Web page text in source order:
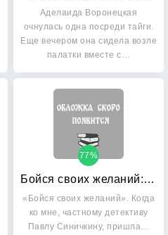
Аделаида Воронецкая
очнулась одна посреди тайги.
Еще вечером она сидела возле
палатки вместе с…
Бойся своих желаний: Заговор небес
77%
«Бойся своих желаний». Когда
ко мне, частному детективу
Павлу Синичкину, пришла…